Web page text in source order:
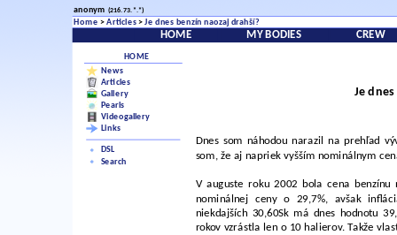
anonym (216.73.*.*)
Home >Articles>Je dnes benzín naozaj drahší?
HOME MY BODIES CREW
HOME
News
Articles
Gallery
Pearls
Videogallery
Links
DSL
Search
Je
Dnes som náhodou narazil na prehľad
som, že aj napriek vyšším nominálnym
V auguste roku 2002 bola cena benzínu
nominálnej ceny o 29,7%, avšak
niekdajších 30,60Sk má dnes hodnotu
rokov vzrástla len o 10 halierov. Takže